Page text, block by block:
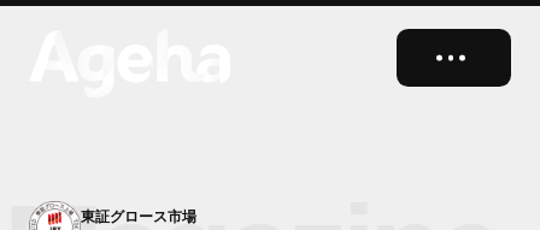
close
東証グロース市場